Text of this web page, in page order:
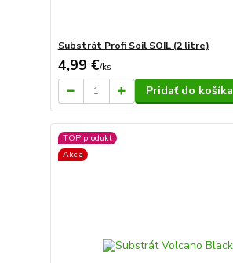
Substrát Profi Soil SOIL (2 litre)
4,99 €/ks
Pridať do košíka
TOP produkt
Akcia